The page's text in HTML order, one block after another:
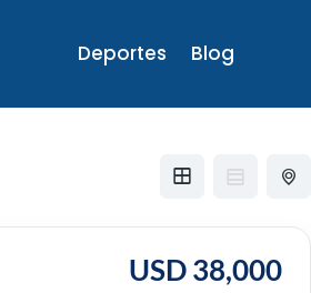
Deportes Blog
USD 38,000